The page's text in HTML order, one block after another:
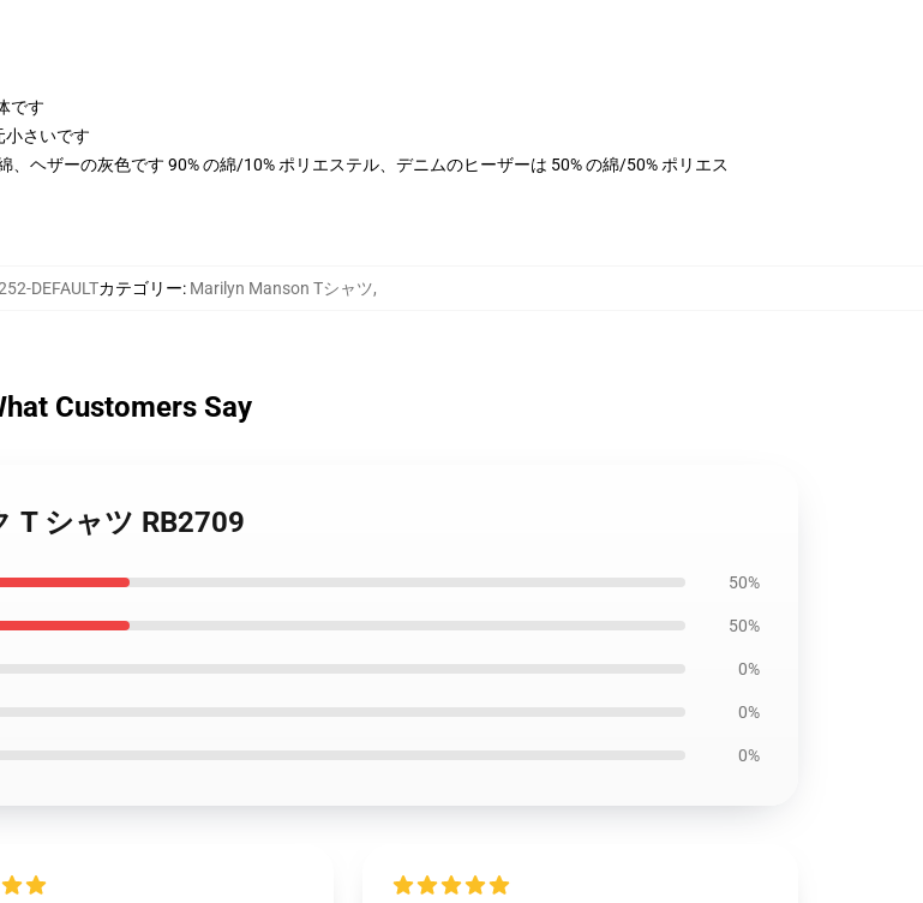
です
さいです
ヘザーの灰色です 90% の綿/10% ポリエステル、デニムのヒーザーは 50% の綿/50% ポリエス
DEFAULTカテゴリー: Marilyn Manson Tシャツ,
Customers Say
T シャツ RB2709
50%
50%
0%
0%
0%